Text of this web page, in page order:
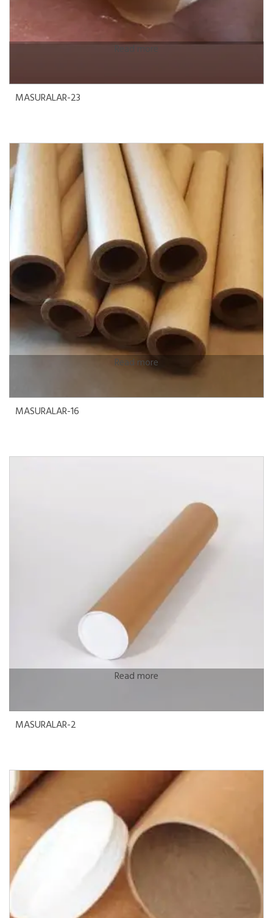
Read more
MASURALAR-23
Read more
MASURALAR-16
Read more
MASURALAR-2